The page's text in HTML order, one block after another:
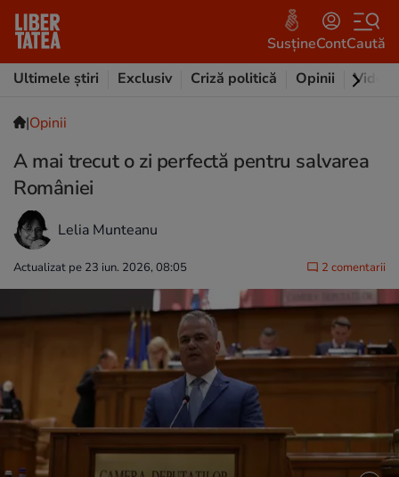
SusțineContCaută
Ultimele știri
Exclusiv Criză politică Opinii Video
|Opinii
A mai trecut o zi perfectă pentru salvarea
României
Lelia Munteanu
Actualizat pe 23 iun. 2026, 08:05 2 comentarii